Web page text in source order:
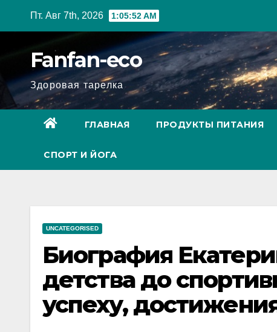
Пт. Авг 7th, 2026 1:05:53 AM
Fanfan-eco
Здоровая тарелка
ГЛАВНАЯ ПРОДУКТЫ ПИТАНИЯ
СПОРТ И ЙОГА
UNCATEGORISED
Биография
детства до
успеху,